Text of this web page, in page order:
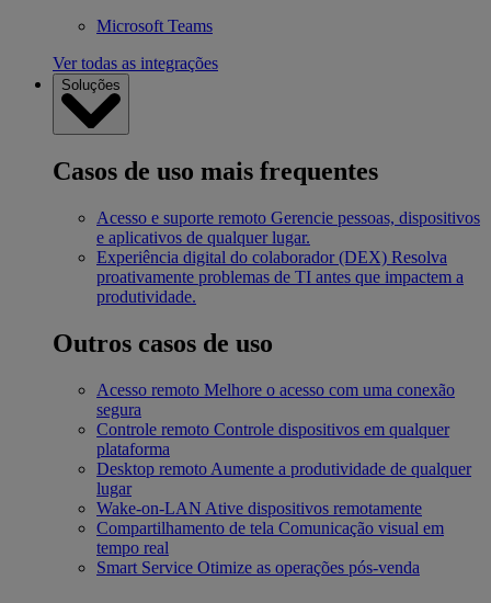
Microsoft Teams
Ver todas as integrações
Soluções
Casos de uso mais frequentes
Acesso e suporte remoto Gerencie pessoas, dispositivos
e aplicativos de qualquer lugar.
Experiência digital do colaborador (DEX) Resolva
proativamente problemas de TI antes que impactem a
produtividade.
Outros casos de uso
Acesso remoto Melhore o acesso com uma conexão
segura
Controle remoto Controle dispositivos em qualquer
plataforma
Desktop remoto Aumente a produtividade de qualquer
lugar
Wake-on-LAN Ative dispositivos remotamente
Compartilhamento de tela Comunicação visual em
tempo real
Smart Service Otimize as operações pós-venda